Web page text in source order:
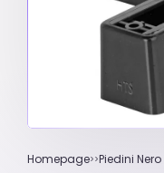
Homepage Piedini